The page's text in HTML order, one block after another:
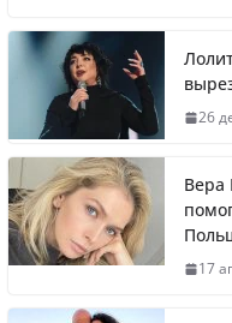
Что заявил
Житель
26
Вера
17